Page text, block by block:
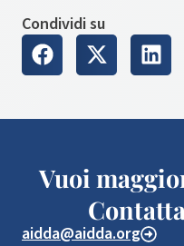
Condividi su
Vuoi
aidda@aidda.org